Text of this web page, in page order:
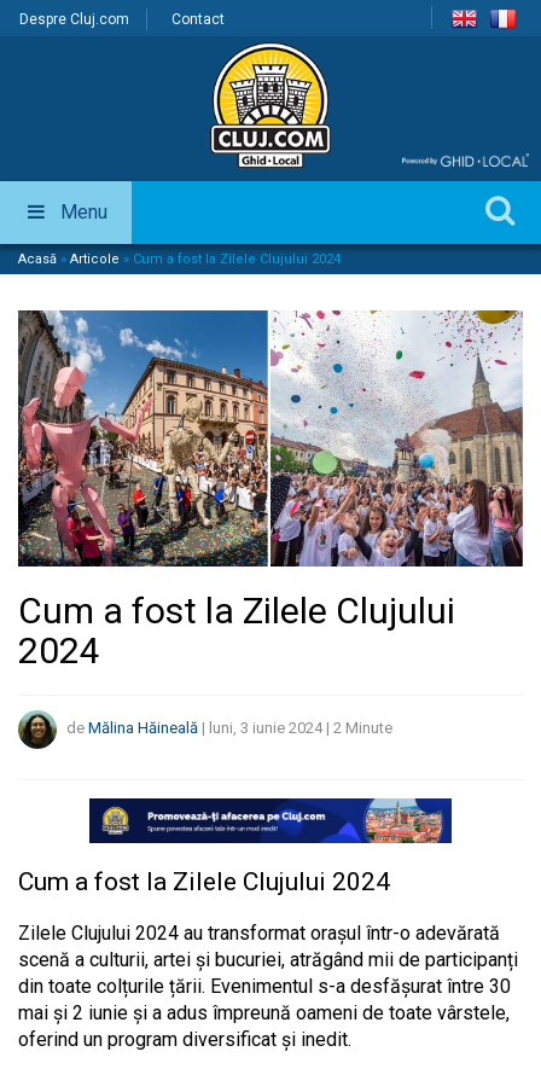
Despre Cluj.com Contact
Menu
Acasă » Articole » Cum a fost la Zilele Clujului 2024
Cum a fost la Zilele Clujului
2024
de Mălina Hăineală | luni, 3 iunie 2024| 2 Minute
Cum a fost la Zilele Clujului 2024
Zilele Clujului 2024 au transformat orașul într-o adevărată
scenă a culturii, artei și bucuriei, atrăgând mii de participanți
din toate colțurile țării. Evenimentul s-a desfășurat între 30
mai și 2 iunie și a adus împreună oameni de toate vârstele,
oferind un program diversificat și inedit.